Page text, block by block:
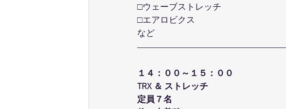
□ウェーブストレッチ
□エアロビクス
など
１４：００～１５：００
TRX ＆ ストレッチ
定員７名